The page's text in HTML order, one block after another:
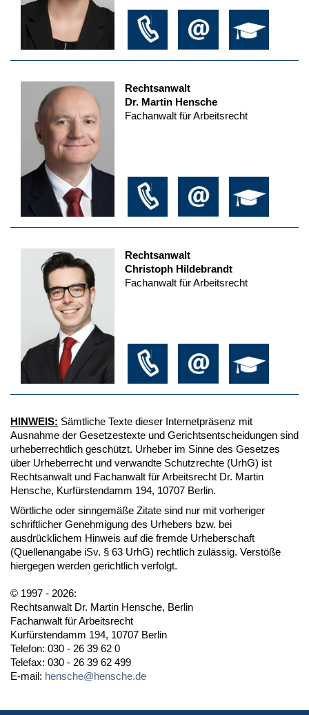
Rechtsanwalt
Dr. Martin Hensche
Fachanwalt für Arbeitsrecht
Rechtsanwalt
Christoph Hildebrandt
Fachanwalt für Arbeitsrecht
HINWEIS: Sämtliche Texte dieser Internetpräsenz mit
Ausnahme der Gesetzestexte und Gerichtsentscheidungen sind
urheberrechtlich geschützt. Urheber im Sinne des Gesetzes
über Urheberrecht und verwandte Schutzrechte (UrhG) ist
Rechtsanwalt und Fachanwalt für Arbeitsrecht Dr. Martin
Hensche, Kurfürstendamm 194, 10707 Berlin.
Wörtliche oder sinngemäße Zitate sind nur mit vorheriger
schriftlicher Genehmigung des Urhebers bzw. bei
ausdrücklichem Hinweis auf die fremde Urheberschaft
(Quellenangabe iSv. § 63 UrhG) rechtlich zulässig. Verstöße
hiergegen werden gerichtlich verfolgt.
© 1997 - 2026:
Rechtsanwalt Dr. Martin Hensche, Berlin
Fachanwalt für Arbeitsrecht
Kurfürstendamm 194, 10707 Berlin
Telefon: 030 - 26 39 62 0
Telefax: 030 - 26 39 62 499
E-mail: hensche@hensche.de